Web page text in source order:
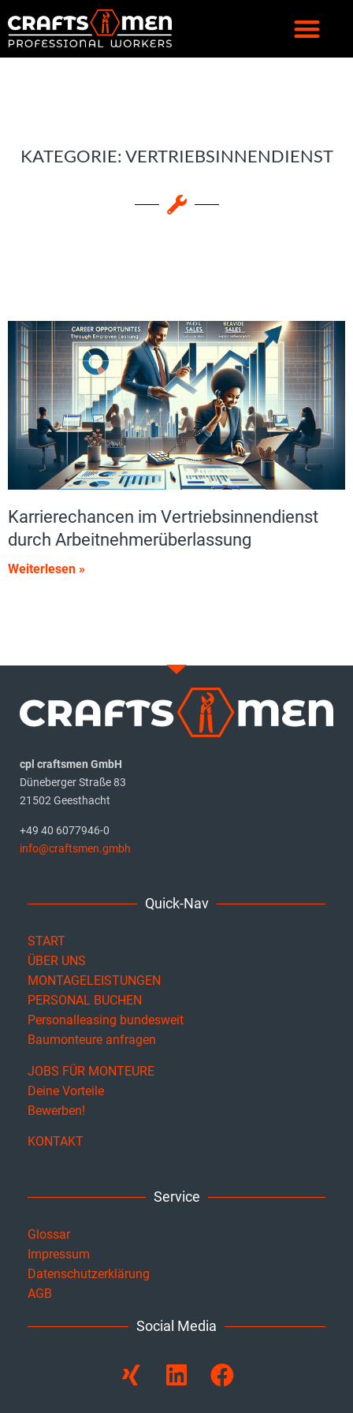
KATEGORIE: VERTRIEBSINNENDIENST
Karrierechancen im Vertriebsinnendienst
durch Arbeitnehmerüberlassung
Weiterlesen »
cpl craftsmen GmbH
Düneberger Straße 83
21502 Geesthacht
+49 40 6077946-0
info@craftsmen.gmbh
Quick-Nav
START
ÜBER UNS
MONTAGELEISTUNGEN
PERSONAL BUCHEN
Personalleasing bundesweit
Baumonteure anfragen
JOBS FÜR MONTEURE
Deine Vorteile
Bewerben!
KONTAKT
Service
Glossar
Impressum
Datenschutzerklärung
AGB
Social Media